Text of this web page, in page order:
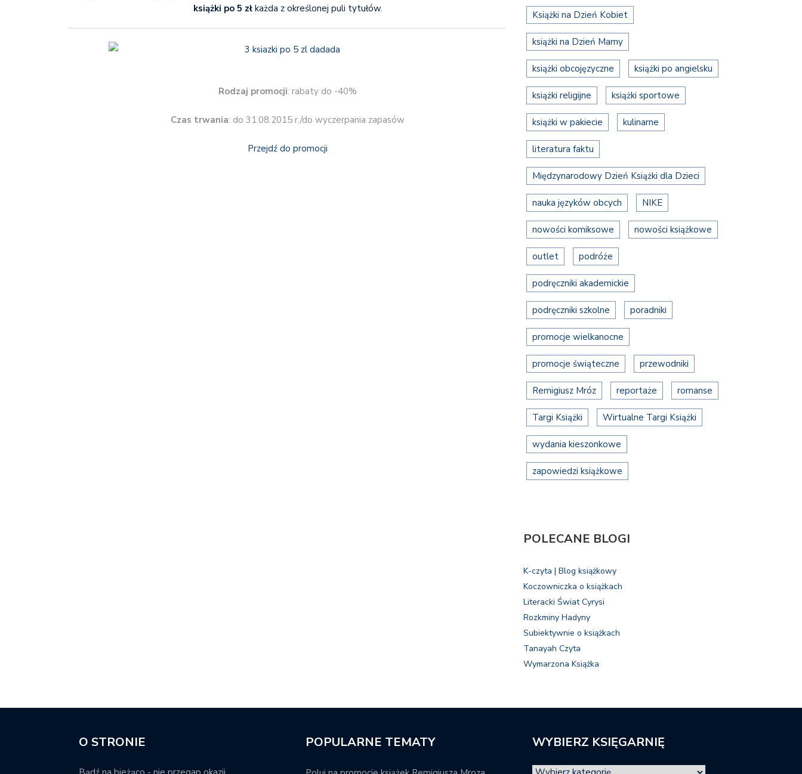
książki po 5 złkażda z określonej puli tytułów.
Rodzaj promocji: rabaty do -40%
Czas trwania: do 31.08.2015 r./do wyczerpania zapasów
Przejdź do promocji
Książki na Dzień Kobiet
książki na Dzień Mamy
książki obcojęzyczne książki po angielsku
książki religijne książki sportowe
książki w pakiecie kulinarne
literatura faktu
Międzynarodowy Dzień Książki dla Dzieci
nauka języków obcych NIKE
nowości komiksowe nowości książkowe
outlet podróże
podręczniki akademickie
podręczniki szkolne poradniki
promocje wielkanocne
promocje świąteczne przewodniki
Remigiusz Mróz reportaże romanse
Targi Książki Wirtualne Targi Książki
wydania kieszonkowe
zapowiedzi książkowe
POLECANE BLOGI
K-czyta | Blog książkowy
Koczowniczka o książkach
Literacki Świat Cyrysi
Rozkminy Hadyny
Subiektywnie o książkach
Tanayah Czyta
Wymarzona Książka
O STRONIE POPULARNE TEMATY WYBIERZ KSIĘGARNIĘ